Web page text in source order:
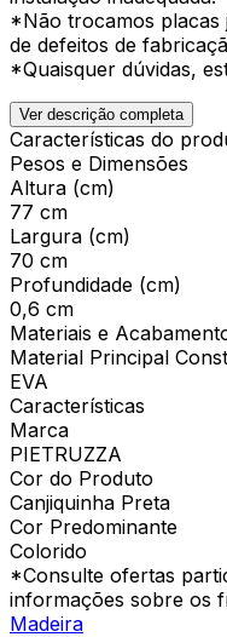
*Não trocamos placas
de defeitos de
*Quaisquer dúvidas,
Ver descrição completa
Características do
Pesos e Dimensões
Altura (cm)
77 cm
Largura (cm)
70 cm
Profundidade (cm)
0,6 cm
Materiais e
Material Principal
EVA
Características
Marca
PIETRUZZA
Cor do Produto
Canjiquinha Preta
Cor Predominante
Colorido
*Consulte ofertas
informações sobre os
Madeira